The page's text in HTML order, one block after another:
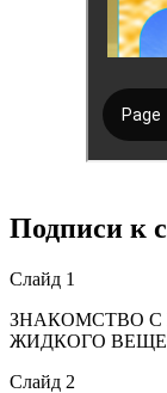
Подписи к
Слайд 1
ЗНАКОМСТВО
ЖИДКОГО
Слайд 2